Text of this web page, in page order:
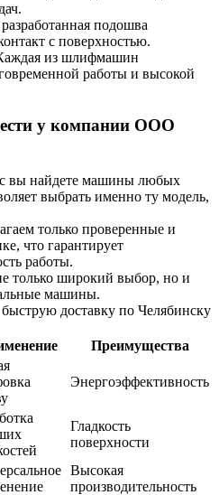
подошва
с поверхностью.
из шлифмашин
работы и высокой
у компании ООО
вы найдете машины любых
выбрать именно ту модель,
только проверенные и
что гарантирует
работы.
только широкий выбор, но и
машины.
доставку по Челябинску
Преимущества
Энергоэффективность
Гладкость
поверхности
Высокая
производительность